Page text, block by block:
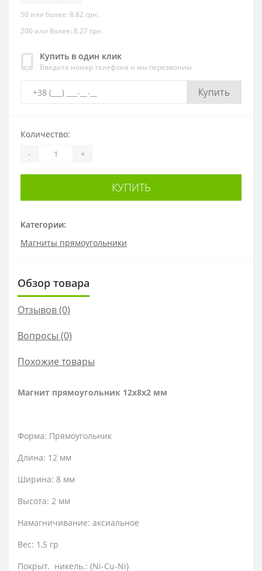
50 или более: 8.82 грн.
200 или более: 8.27 грн.
Купить в один клик
Введите номер телефона и мы перезвоним
Купить
Категории:
Магниты прямоугольники
Количество:
- +
КУПИТЬ
Обзор товара
Отзывов (0)
Вопросы (0)
Похожие товары
Магнит прямоугольник 12х8х2 мм
Форма: Прямоугольник
Длина: 12 мм
Ширина: 8 мм
Высота: 2 мм
Намагничивание: аксиальное
Вес: 1,5 гр
Покрыт. никель.: (Ni-Cu-Ni)